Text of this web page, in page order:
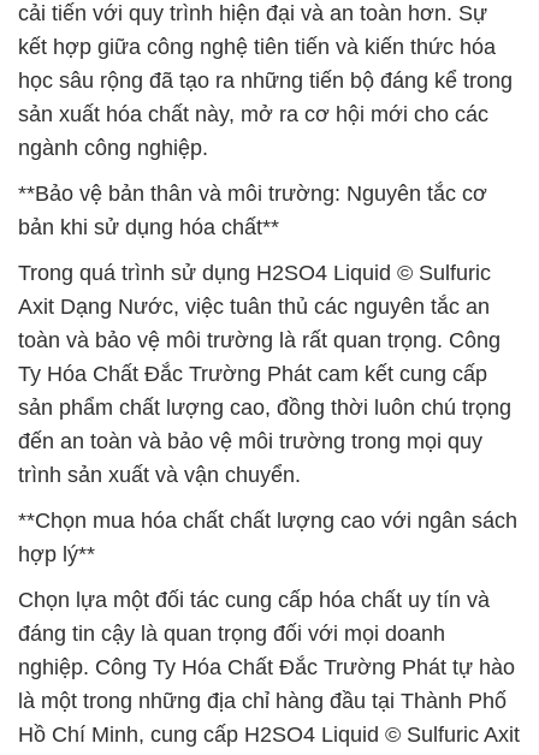
cải tiến với quy trình hiện đại và an toàn hơn. Sự
kết hợp giữa công nghệ tiên tiến và kiến thức hóa
học sâu rộng đã tạo ra những tiến bộ đáng kể trong
sản xuất hóa chất này, mở ra cơ hội mới cho các
ngành công nghiệp.
**Bảo vệ bản thân và môi trường: Nguyên tắc cơ
bản khi sử dụng hóa chất**
Trong quá trình sử dụng H2SO4 Liquid © Sulfuric
Axit Dạng Nước, việc tuân thủ các nguyên tắc an
toàn và bảo vệ môi trường là rất quan trọng. Công
Ty Hóa Chất Đắc Trường Phát cam kết cung cấp
sản phẩm chất lượng cao, đồng thời luôn chú trọng
đến an toàn và bảo vệ môi trường trong mọi quy
trình sản xuất và vận chuyển.
**Chọn mua hóa chất chất lượng cao với ngân sách
hợp lý**
Chọn lựa một đối tác cung cấp hóa chất uy tín và
đáng tin cậy là quan trọng đối với mọi doanh
nghiệp. Công Ty Hóa Chất Đắc Trường Phát tự hào
là một trong những địa chỉ hàng đầu tại Thành Phố
Hồ Chí Minh, cung cấp H2SO4 Liquid © Sulfuric Axit